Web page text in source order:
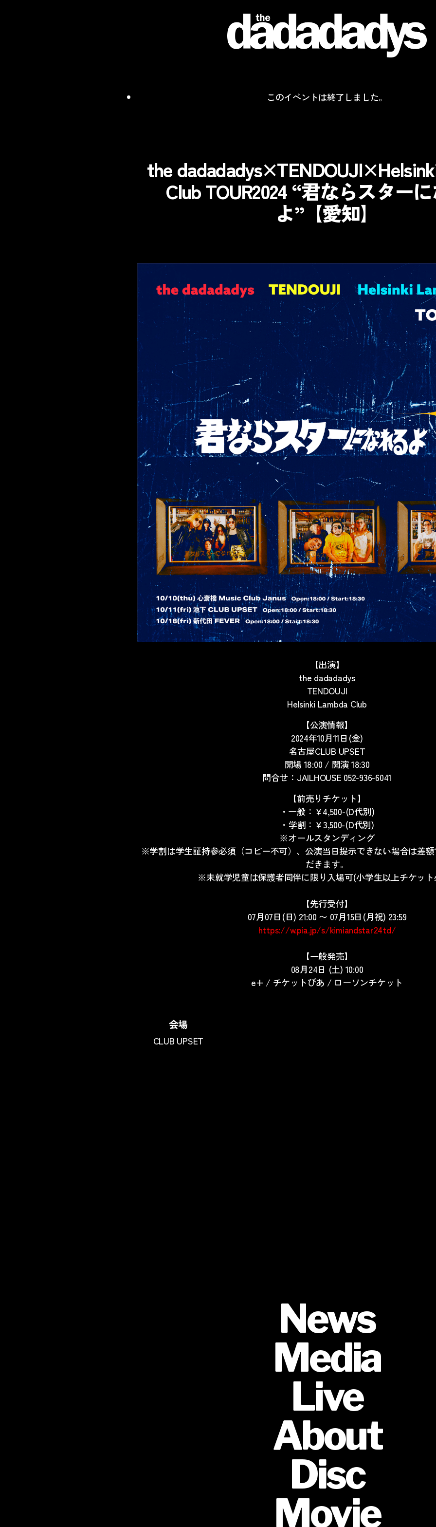
このイベントは終了しました。
the
Club TOUR2024 “君ならスター
よ”【愛知】
【出演】
the dadadadys
TENDOUJI
Helsinki Lambda Club
【公演情報】
2024年10月11日(金)
名古屋CLUB UPSET
開場 18:00 / 開演 18:30
問合せ：JAILHOUSE 052-936-6041
【前売りチケット】
・一般：￥4,500-(D代別)
・学割：￥3,500-(D代別)
※オールスタンディング
※学割は学生証持参必須（コピー不可）、公演当日提示できない場合は差額
だきます。
※未就学児童は保護者同伴に限り入場可(小学生以上チケッ
【先行受付】
07月07日(日) 21:00 〜 07月15日(月祝) 23:59
https://w.pia.jp/s/kimiandstar24td/
【一般発売】
08月24日 (土) 10:00
e+ / チケットぴあ / ローソンチケット
会場
CLUB UPSET
News
Media
Live
About
Disc
Movie